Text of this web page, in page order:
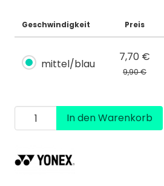
Geschwindigkeit Preis
mittel/blau
7,70 €
9,90 €
In den Warenkorb